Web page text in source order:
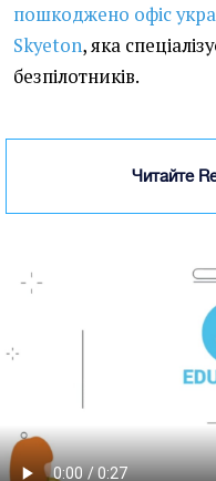
пошкоджено офіс
Skyeton, яка
безпілотників.
Читайте